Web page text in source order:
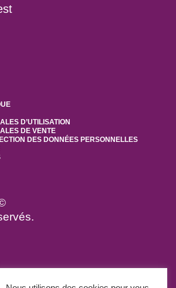
D’UTILISATION
DE VENTE
DES DONNÉES PERSONNELLES